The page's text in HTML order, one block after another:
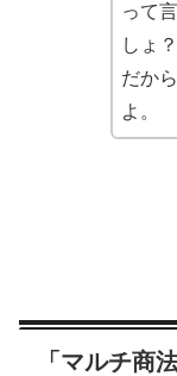
って
しょ
だか
よ。
「マルチ商